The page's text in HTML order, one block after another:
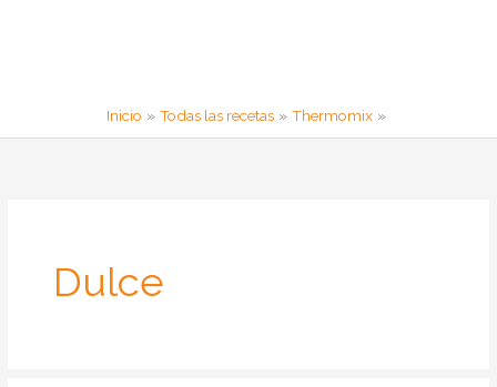
Inicio Todas las recetas Thermomix
Dulce